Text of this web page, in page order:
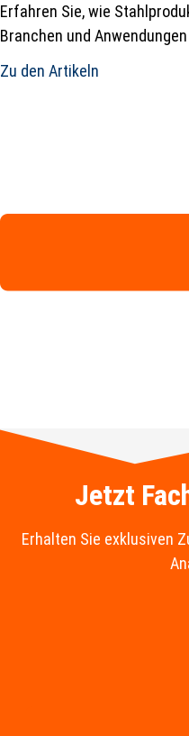
Erfahren Sie, wie
Branchen und
Zu den Artikeln
Jetzt
Erhalten Sie exklusiven